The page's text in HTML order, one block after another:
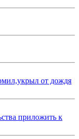
от дождя
приложить к